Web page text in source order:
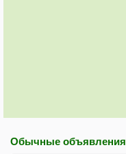
Обычные объявления